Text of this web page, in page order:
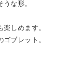
な形。
しめます。
ブレット。